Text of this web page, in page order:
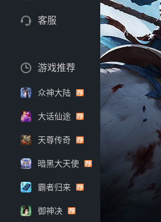
客服
游戏推荐
众神大陆
大话仙途
天尊传奇
暗黑大天使
霸者归来
御神决